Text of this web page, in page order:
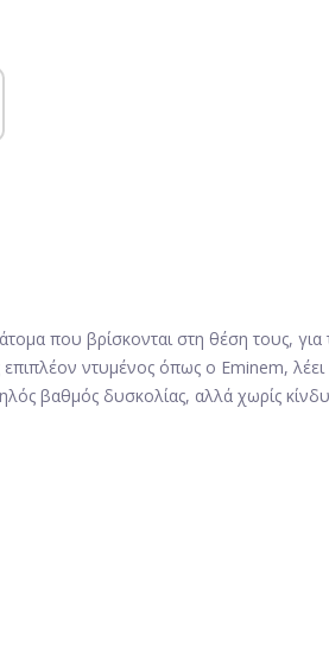
που βρίσκονται στη θέση τους, για
ντυμένος όπως ο Eminem, λέει
βαθμός δυσκολίας, αλλά χωρίς